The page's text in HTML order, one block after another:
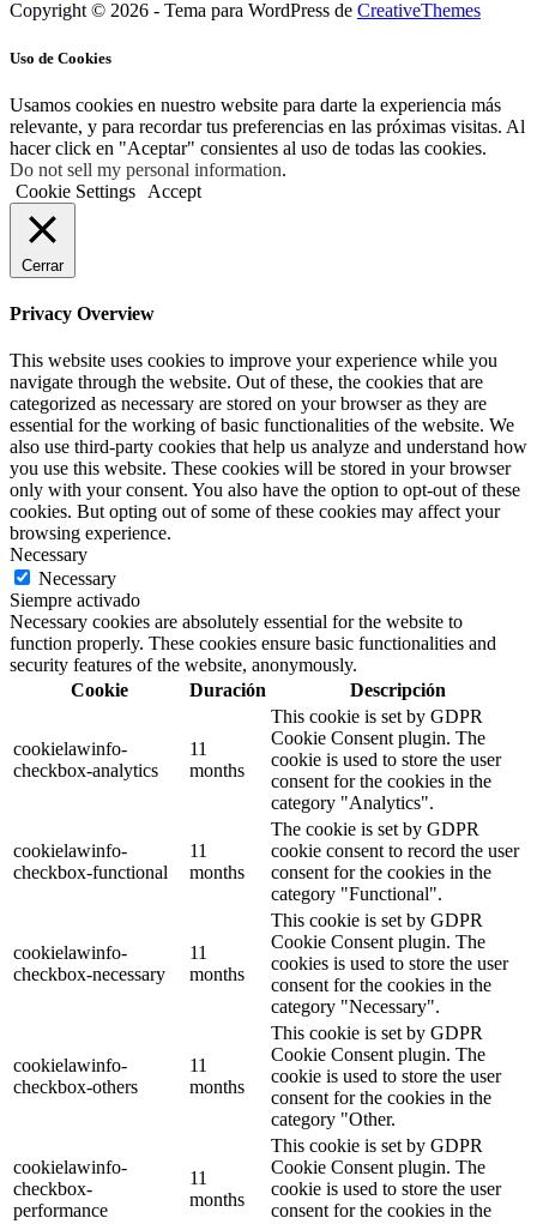
Copyright © 2026 - Tema para WordPress de CreativeThemes
Uso de Cookies
Usamos cookies en nuestro website para darte la experiencia más
relevante, y para recordar tus preferencias en las próximas visitas. Al
hacer click en "Aceptar" consientes al uso de todas las cookies.
Do not sell my personal information.
Cookie Settings
Accept
Cerrar
Privacy Overview
This website uses cookies to improve your experience while you
navigate through the website. Out of these, the cookies that are
categorized as necessary are stored on your browser as they are
essential for the working of basic functionalities of the website. We
also use third-party cookies that help us analyze and understand how
you use this website. These cookies will be stored in your browser
only with your consent. You also have the option to opt-out of these
cookies. But opting out of some of these cookies may affect your
browsing experience.
Necessary
Necessary
Siempre activado
Necessary cookies are absolutely essential for the website to
function properly. These cookies ensure basic functionalities and
security features of the website, anonymously.
Cookie
Duración Descripción
cookielawinfo-
checkbox-analytics
11
months
This cookie is set by GDPR
Cookie Consent plugin. The
cookie is used to store the user
consent for the cookies in the
category "Analytics".
cookielawinfo-
checkbox-functional
11
months
The cookie is set by GDPR
cookie consent to record the user
consent for the cookies in the
category "Functional".
cookielawinfo-
checkbox-necessary
11
months
This cookie is set by GDPR
Cookie Consent plugin. The
cookies is used to store the user
consent for the cookies in the
category "Necessary".
cookielawinfo-
checkbox-others
11
months
This cookie is set by GDPR
Cookie Consent plugin. The
cookie is used to store the user
consent for the cookies in the
category "Other.
cookielawinfo-
checkbox-
performance
11
months
This cookie is set by GDPR
Cookie Consent plugin. The
cookie is used to store the user
consent for the cookies in the